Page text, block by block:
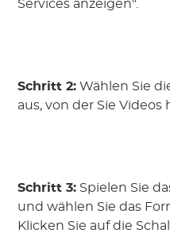
Services anzeigen".
Schritt 2: Wählen Sie
aus, von der Sie
Schritt 3: Spielen Sie
und wählen Sie das
Klicken Sie auf die